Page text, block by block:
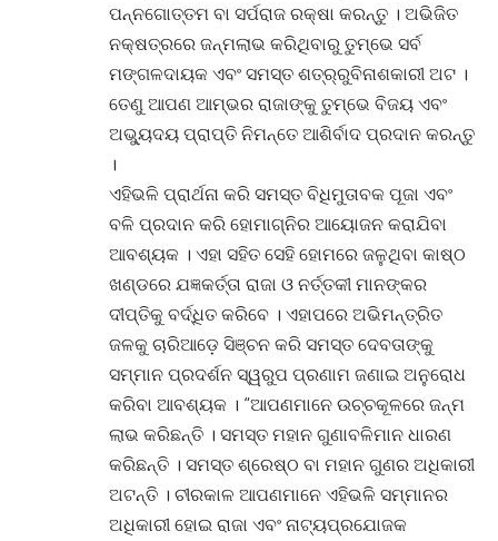
ପନ୍ନଗୋତ୍ତମ ବା ସର୍ପରାଜ ରକ୍ଷା କରନ୍ତୁ । ଅଭିଜିତ
ନକ୍ଷତ୍ରରେ ଜନ୍ମଲାଭ କରିଥିବାରୁ ତୁମ୍ଭେ ସର୍ବ
ମଙ୍ଗଳଦାୟକ ଏବଂ ସମସ୍ତ ଶତ୍ର୍ରୁବିନାଶକାରୀ ଅଟ ।
ତେଣୁ ଆପଣ ଆମ୍ଭର ରାଜାଙ୍କୁ ତୁମ୍ଭେ ବିଜୟ ଏବଂ
ଅଭ୍ୟୁଦୟ ପ୍ରାପ୍ତି ନିମନ୍ତେ ଆଶିର୍ବାଦ ପ୍ରଦାନ କରନ୍ତୁ
।
ଏହିଭଳି ପ୍ରାର୍ଥନା କରି ସମସ୍ତ ବିଧିମୁତାବକ ପୂଜା ଏବଂ
ବଳି ପ୍ରଦାନ କରି ହୋମାଗ୍ନିର ଆୟୋଜନ କରାଯିବା
ଆବଶ୍ୟକ । ଏହା ସହିତ ସେହି ହୋମରେ ଜଳୁଥିବା କାଷ୍ଠ
ଖଣ୍ଡରେ ଯଜ୍ଞକର୍ତ୍ତା ରାଜା ଓ ନର୍ତ୍ତକୀ ମାନଙ୍କର
ଦୀପ୍ତିକୁ ବର୍ଦ୍ଧିତ କରିବେ । ଏହାପରେ ଅଭିମନ୍ତ୍ରିତ
ଜଳକୁ ଚାରିଆଡ଼େ ସିଞ୍ଚନ କରି ସମସ୍ତ ଦେବତାଙ୍କୁ
ସମ୍ମାନ ପ୍ରଦର୍ଶନ ସ୍ୱରୁପ ପ୍ରଣାମ ଜଣାଇ ଅନୁରୋଧ
କରିବା ଆବଶ୍ୟକ । “ଆପଣମାନେ ଉଚ୍ଚକୂଳରେ ଜନ୍ମ
ଲାଭ କରିଛନ୍ତି । ସମସ୍ତ ମହାନ ଗୁଣାବଳିମାନ ଧାରଣ
କରିଛନ୍ତି । ସମସ୍ତ ଶ୍ରେଷ୍ଠ ବା ମହାନ ଗୁଣର ଅଧିକାରୀ
ଅଟନ୍ତି । ଚୀରକାଳ ଆପଣମାନେ ଏହିଭଳି ସମ୍ମାନର
ଅଧିକାରୀ ହୋଇ ରାଜା ଏବଂ ନାଟ୍ୟପ୍ରଯୋଜକ